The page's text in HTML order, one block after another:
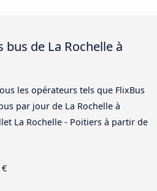
de La Rochelle à
les opérateurs tels que FlixBus
par jour de La Rochelle à
La Rochelle - Poitiers à partir de
€